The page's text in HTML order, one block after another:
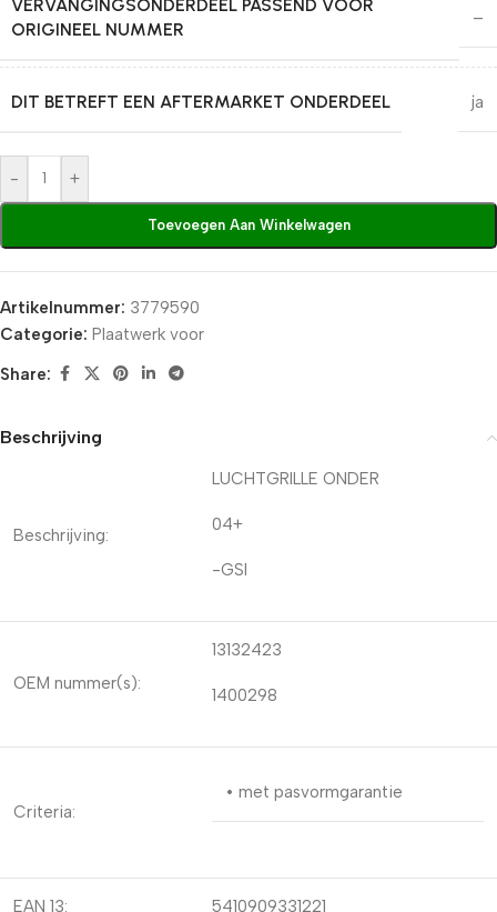
VERVANGINGSONDERDEEL PASSEND VOOR
ORIGINEEL NUMMER
–
DIT BETREFT EEN AFTERMARKET ONDERDEEL ja
- +
Toevoegen Aan Winkelwagen
Artikelnummer: 3779590
Categorie: Plaatwerk voor
Share:
Beschrijving
Beschrijving:
LUCHTGRILLE ONDER
04+
-GSI
OEM nummer(s):
13132423
1400298
Criteria:
• met pasvormgarantie
EAN 13: 5410909331221